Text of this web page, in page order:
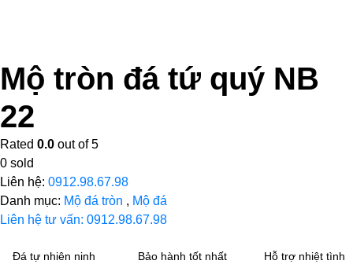
Mộ tròn đá tứ quý NB
22
Rated 0.0 out of 5
0 sold
Liên hệ: 0912.98.67.98
Danh mục: Mộ đá tròn , Mộ đá
Liên hệ tư vấn: 0912.98.67.98
Đá tự nhiên ninh
Bảo hành tốt nhất
Hỗ trợ nhiệt tình